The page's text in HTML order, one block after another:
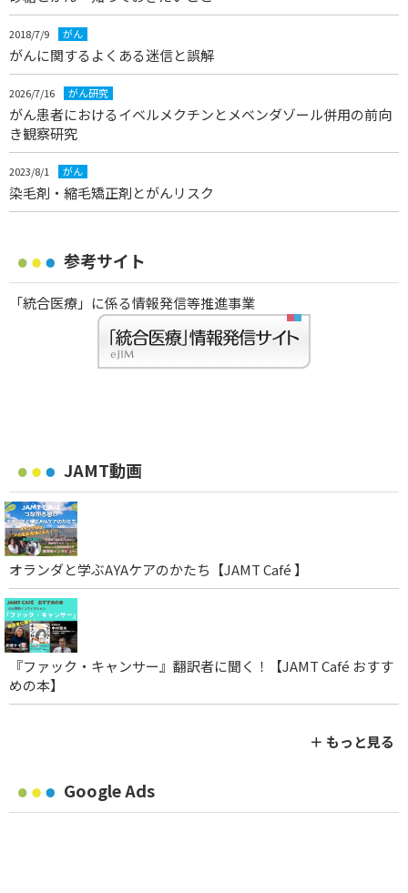
2018/7/9 がん
がんに関するよくある迷信と誤解
2026/7/16 がん研究
がん患者におけるイベルメクチンとメベンダゾール併用の前向
き観察研究
2023/8/1 がん
染毛剤・縮毛矯正剤とがんリスク
参考サイト
「統合医療」に係る情報発信等推進事業
JAMT動画
オランダと学ぶAYAケアのかたち【JAMT Café 】
『ファック・キャンサー』翻訳者に聞く！【JAMT Café おすす
めの本】
＋ もっと見る
Google Ads